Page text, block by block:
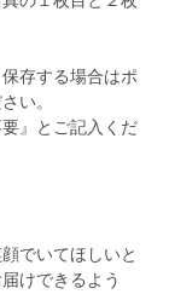
存する場合はポ
い。
』とご記入くだ
でいてほしいと
けできるよう